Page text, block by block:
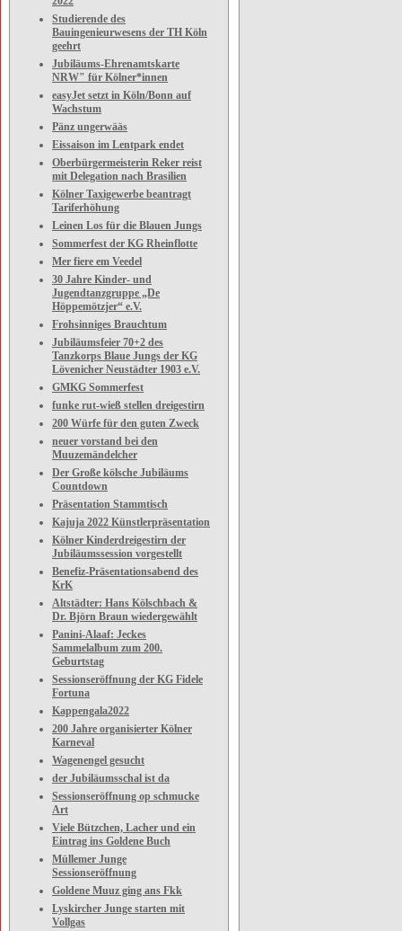
Studierende des
Bauingenieurwesens der TH Köln
geehrt
Jubiläums-Ehrenamtskarte
NRW" für Kölner*innen
easyJet setzt in Köln/Bonn auf
Wachstum
Pänz ungerwääs
Eissaison im Lentpark endet
Oberbürgermeisterin Reker reist
mit Delegation nach Brasilien
Kölner Taxigewerbe beantragt
Tariferhöhung
Leinen Los für die Blauen Jungs
Sommerfest der KG Rheinflotte
Mer fiere em Veedel
30 Jahre Kinder- und
Jugendtanzgruppe „De
Höppemötzjer“ e.V.
Frohsinniges Brauchtum
Jubiläumsfeier 70+2 des
Tanzkorps Blaue Jungs der KG
Lövenicher Neustädter 1903 e.V.
GMKG Sommerfest
funke rut-wieß stellen dreigestirn
200 Würfe für den guten Zweck
neuer vorstand bei den
Muuzemändelcher
Der Große kölsche Jubiläums
Countdown
Präsentation Stammtisch
Kajuja 2022 Künstlerpräsentation
Kölner Kinderdreigestirn der
Jubiläumssession vorgestellt
Benefiz-Präsentationsabend des
KrK
Altstädter: Hans Kölschbach &
Dr. Björn Braun wiedergewählt
Panini-Alaaf: Jeckes
Sammelalbum zum 200.
Geburtstag
Sessionseröffnung der KG Fidele
Fortuna
Kappengala2022
200 Jahre organisierter Kölner
Karneval
Wagenengel gesucht
der Jubiläumsschal ist da
Sessionseröffnung op schmucke
Art
Viele Bützchen, Lacher und ein
Eintrag ins Goldene Buch
Müllemer Junge
Sessionseröffnung
Goldene Muuz ging ans Fkk
Lyskircher Junge starten mit
Vollgas